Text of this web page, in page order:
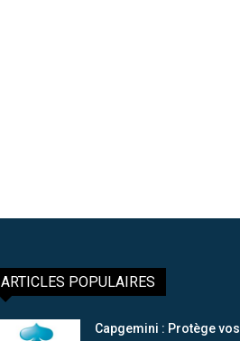
ARTICLES POPULAIRES
Capgemini : Protège vos